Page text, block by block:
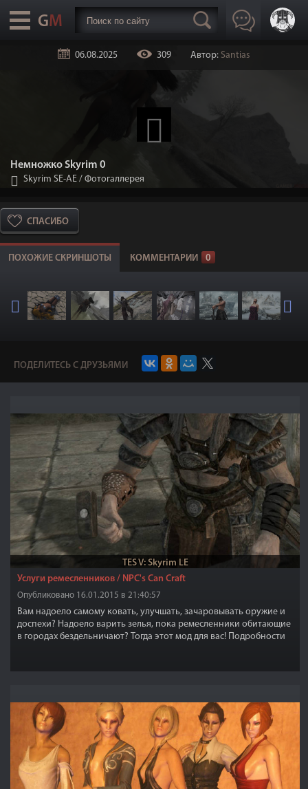
06.08.2025 309 Автор: Santias
Немножко Skyrim 0
Skyrim SE-АЕ / Фотогаллерея
СПАСИБО
ПОХОЖИЕ СКРИНШОТЫ КОММЕНТАРИИ 0
ПОДЕЛИТЕСЬ С ДРУЗЬЯМИ
TES V: Skyrim LE
Услуги ремесленников / NPC's Can Craft
Опубликовано 16.01.2015 в 21:40:57
Вам надоело самому ковать, улучшать, зачаровывать оружие и
доспехи? Надоело варить зелья, пока ремесленники обитающие
в городах бездельничают? Тогда этот мод для вас! Подробности